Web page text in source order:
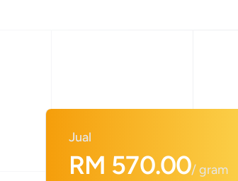
Jual
RM 570.00/ gram